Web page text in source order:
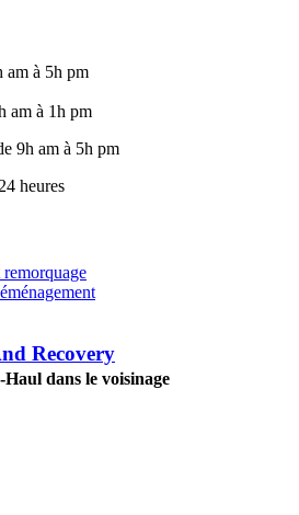
am à 5h pm
am à 1h pm
9h am à 5h pm
heures
Recovery
dans le voisinage